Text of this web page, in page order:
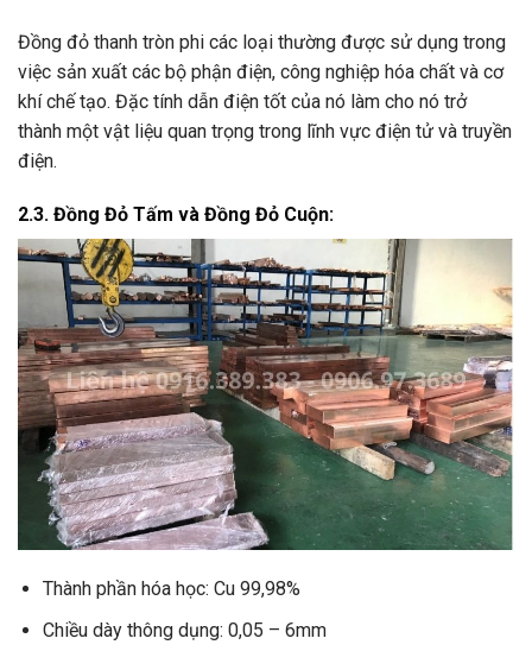
Đồng đỏ thanh tròn phi các loại thường được sử dụng trong
việc sản xuất các bộ phận điện, công nghiệp hóa chất và cơ
khí chế tạo. Đặc tính dẫn điện tốt của nó làm cho nó trở
thành một vật liệu quan trọng trong lĩnh vực điện tử và truyền
điện.
2.3. Đồng Đỏ Tấm và Đồng Đỏ Cuộn:
Thành phần hóa học: Cu 99,98%
Chiều dày thông dụng: 0,05 – 6mm